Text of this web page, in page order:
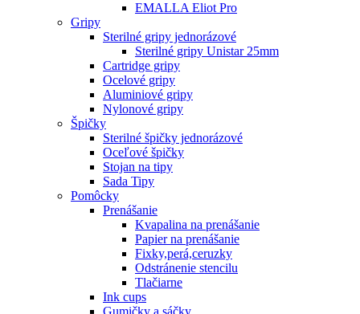
EMALLA Eliot Pro
Gripy
Sterilné gripy jednorázové
Sterilné gripy Unistar 25mm
Cartridge gripy
Ocelové gripy
Aluminiové gripy
Nylonové gripy
Špičky
Sterilné špičky jednorázové
Oceľové špičky
Stojan na tipy
Sada Tipy
Pomôcky
Prenášanie
Kvapalina na prenášanie
Papier na prenášanie
Fixky,perá,ceruzky
Odstránenie stencilu
Tlačiarne
Ink cups
Gumičky a sáčky